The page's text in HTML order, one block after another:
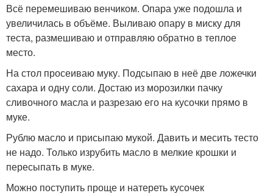
Всё перемешиваю венчиком. Опара уже подошла и
увеличилась в объёме. Выливаю опару в миску для
теста, размешиваю и отправляю обратно в теплое
место.
На стол просеиваю муку. Подсыпаю в неё две ложечки
сахара и одну соли. Достаю из морозилки пачку
сливочного масла и разрезаю его на кусочки прямо в
муке.
Рублю масло и присыпаю мукой. Давить и месить тесто
не надо. Только изрубить масло в мелкие крошки и
пересыпать в муке.
Можно поступить проще и натереть кусочек